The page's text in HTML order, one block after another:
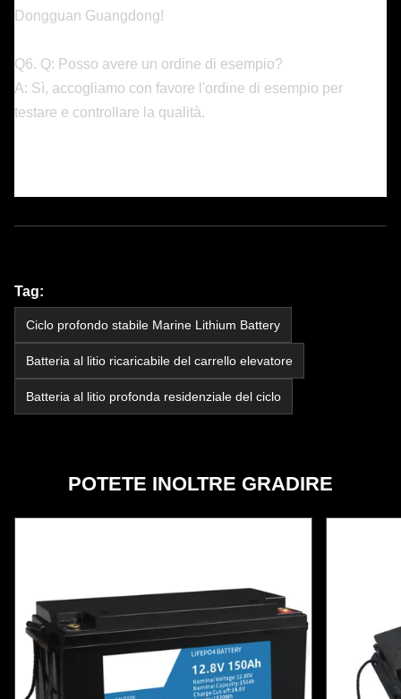
Dongguan Guangdong!
Q6. Q: Posso avere un ordine di esempio?
A: Sì, accogliamo con favore l'ordine di esempio per
testare e controllare la qualità.
Tag:
Ciclo profondo stabile Marine Lithium Battery
Batteria al litio ricaricabile del carrello elevatore
Batteria al litio profonda residenziale del ciclo
POTETE INOLTRE GRADIRE